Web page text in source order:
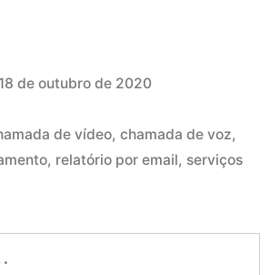
18 de outubro de 2020
de vídeo, chamada de voz,
, relatório por email, serviços